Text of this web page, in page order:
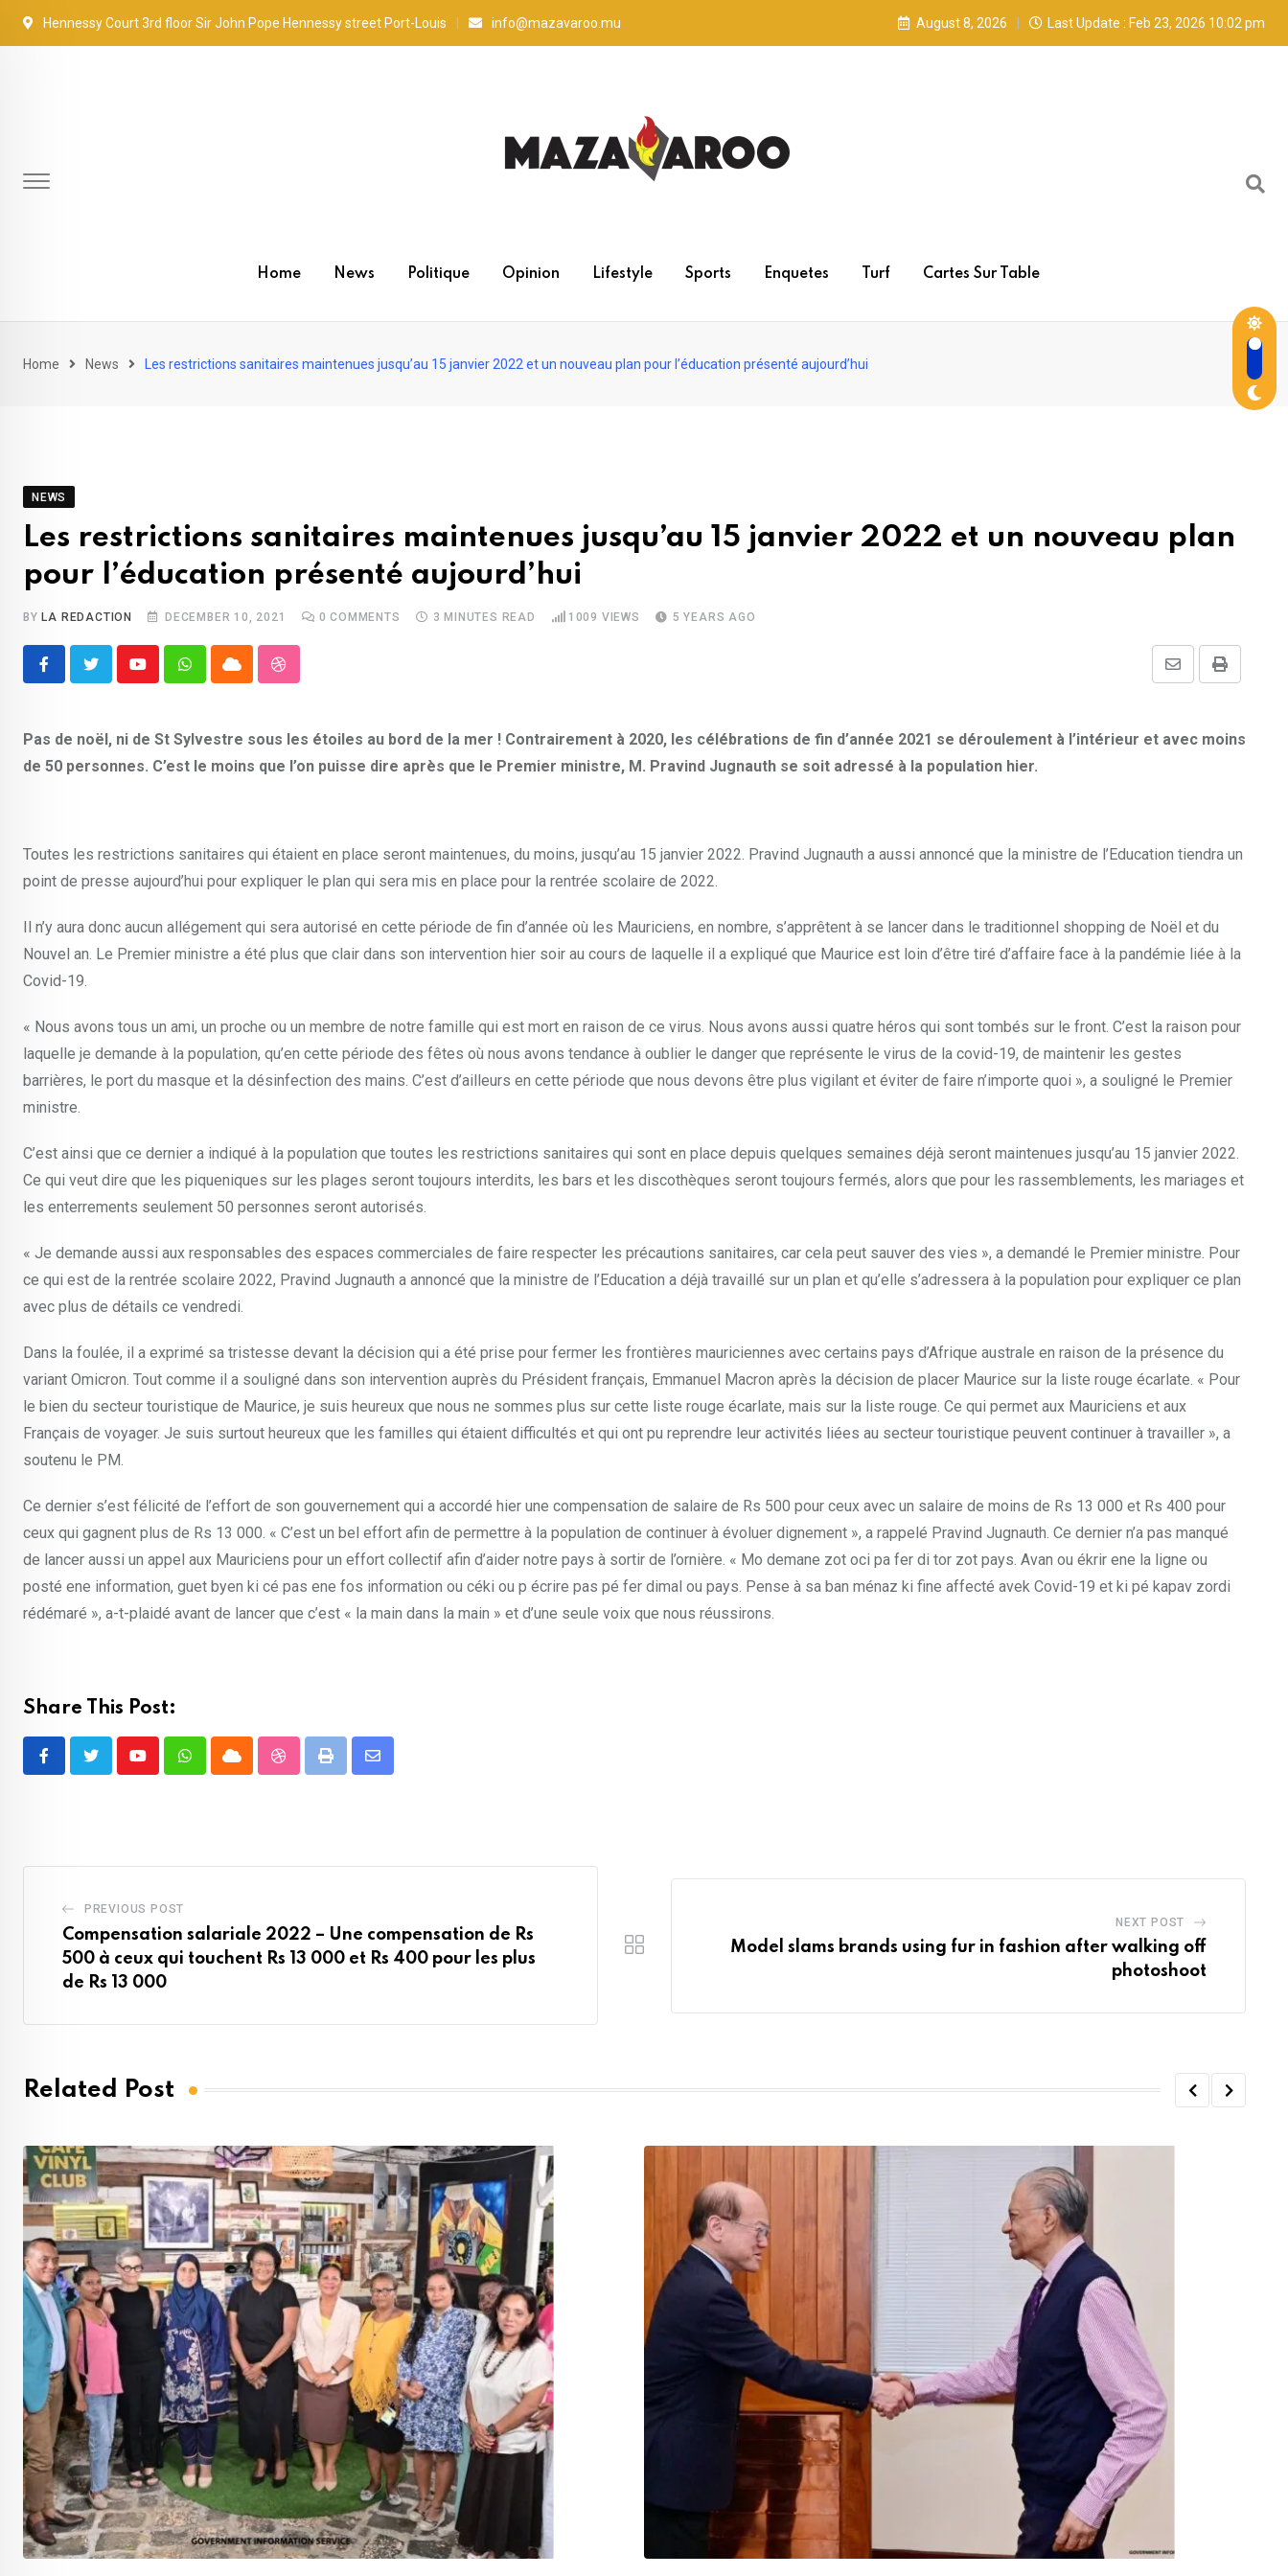
Skip
Hennessy Court 3rd floor Sir John Pope Hennessy street Port-Louis info@mazavaroo.mu August 8, 2026 Last Update : Feb 23, 2026 10:02 pm
Home News Politique Opinion Lifestyle Sports Enquetes Turf Cartes Sur Table
Home News Les restrictions sanitaires maintenues jusqu’au 15 janvier 2022 et un nouveau plan pour l’éducation présenté aujourd’hui
NEWS
Les restrictions sanitaires maintenues jusqu’au 15 janvier 2022 et un nouveau plan
pour l’éducation présenté aujourd’hui
BY LA REDACTION DECEMBER 10, 2021 0 COMMENTS 3 MINUTES READ 1009 VIEWS 5 YEARS AGO
YoutubeWhatsappCloud StumbleUpon Print
Share
Pas de noël, ni de St Sylvestre sous les étoiles au bord de la mer ! Contrairement à 2020, les célébrations de fin d’année 2021 se déroulement à l’intérieur et avec moins
de 50 personnes. C’est le moins que l’on puisse dire après que le Premier ministre, M. Pravind Jugnauth se soit adressé à la population hier.
Toutes les restrictions sanitaires qui étaient en place seront maintenues, du moins, jusqu’au 15 janvier 2022. Pravind Jugnauth a aussi annoncé que la ministre de l’Education tiendra un
point de presse aujourd’hui pour expliquer le plan qui sera mis en place pour la rentrée scolaire de 2022.
Il n’y aura donc aucun allégement qui sera autorisé en cette période de fin d’année où les Mauriciens, en nombre, s’apprêtent à se lancer dans le traditionnel shopping de Noël et du
Nouvel an. Le Premier ministre a été plus que clair dans son intervention hier soir au cours de laquelle il a expliqué que Maurice est loin d’être tiré d’affaire face à la pandémie liée à la
Covid-19.
« Nous avons tous un ami, un proche ou un membre de notre famille qui est mort en raison de ce virus. Nous avons aussi quatre héros qui sont tombés sur le front. C’est la raison pour
laquelle je demande à la population, qu’en cette période des fêtes où nous avons tendance à oublier le danger que représente le virus de la covid-19, de maintenir les gestes
barrières, le port du masque et la désinfection des mains. C’est d’ailleurs en cette période que nous devons être plus vigilant et éviter de faire n’importe quoi », a souligné le Premier
ministre.
C’est ainsi que ce dernier a indiqué à la population que toutes les restrictions sanitaires qui sont en place depuis quelques semaines déjà seront maintenues jusqu’au 15 janvier 2022.
Ce qui veut dire que les piqueniques sur les plages seront toujours interdits, les bars et les discothèques seront toujours fermés, alors que pour les rassemblements, les mariages et
les enterrements seulement 50 personnes seront autorisés.
« Je demande aussi aux responsables des espaces commerciales de faire respecter les précautions sanitaires, car cela peut sauver des vies », a demandé le Premier ministre. Pour
ce qui est de la rentrée scolaire 2022, Pravind Jugnauth a annoncé que la ministre de l’Education a déjà travaillé sur un plan et qu’elle s’adressera à la population pour expliquer ce plan
avec plus de détails ce vendredi.
Dans la foulée, il a exprimé sa tristesse devant la décision qui a été prise pour fermer les frontières mauriciennes avec certains pays d’Afrique australe en raison de la présence du
variant Omicron. Tout comme il a souligné dans son intervention auprès du Président français, Emmanuel Macron après la décision de placer Maurice sur la liste rouge écarlate. « Pour
le bien du secteur touristique de Maurice, je suis heureux que nous ne sommes plus sur cette liste rouge écarlate, mais sur la liste rouge. Ce qui permet aux Mauriciens et aux
Français de voyager. Je suis surtout heureux que les familles qui étaient difficultés et qui ont pu reprendre leur activités liées au secteur touristique peuvent continuer à travailler », a
soutenu le PM.
Ce dernier s’est félicité de l’effort de son gouvernement qui a accordé hier une compensation de salaire de Rs 500 pour ceux avec un salaire de moins de Rs 13 000 et Rs 400 pour
ceux qui gagnent plus de Rs 13 000. « C’est un bel effort afin de permettre à la population de continuer à évoluer dignement », a rappelé Pravind Jugnauth. Ce dernier n’a pas manqué
de lancer aussi un appel aux Mauriciens pour un effort collectif afin d’aider notre pays à sortir de l’ornière. « Mo demane zot oci pa fer di tor zot pays. Avan ou ékrir ene la ligne ou
posté ene information, guet byen ki cé pas ene fos information ou céki ou p écrire pas pé fer dimal ou pays. Pense à sa ban ménaz ki fine affecté avek Covid-19 et ki pé kapav zordi
rédémaré », a-t-plaidé avant de lancer que c’est « la main dans la main » et d’une seule voix que nous réussirons.
Share This Post:
YoutubeWhatsappCloud StumbleUpon
Print
Share
PREVIOUS POST
Compensation salariale 2022 – Une compensation de Rs
500 à ceux qui touchent Rs 13 000 et Rs 400 pour les plus
de Rs 13 000
NEXT POST
Model slams brands using fur in fashion after walking off
photoshoot
Related Post